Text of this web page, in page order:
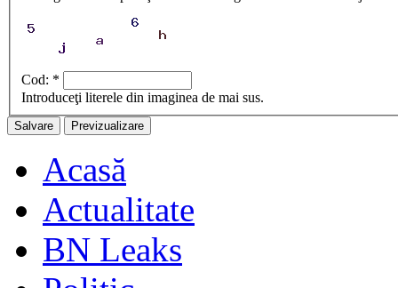
Cod: *
Introduceţi literele din imaginea de mai sus.
Acasă
Actualitate
BN Leaks